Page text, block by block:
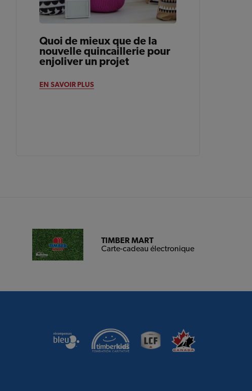
Quoi de mieux que de la
nouvelle quincaillerie pour
enjoliver un projet
EN SAVOIR PLUS
TIMBER MART
Carte-cadeau électronique